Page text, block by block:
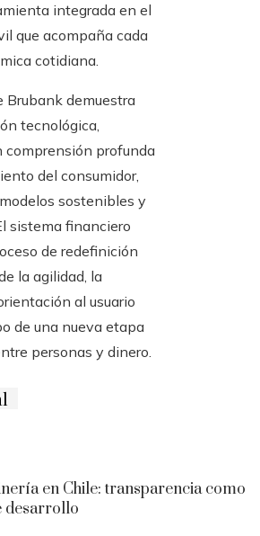
integrada en el
que acompaña cada
cotidiana.
Brubank demuestra
tecnológica,
comprensión profunda
del consumidor,
sostenibles y
sistema financiero
de redefinición
la agilidad, la
al usuario
de una nueva etapa
personas y dinero.
en Chile: transparencia como
desarrollo